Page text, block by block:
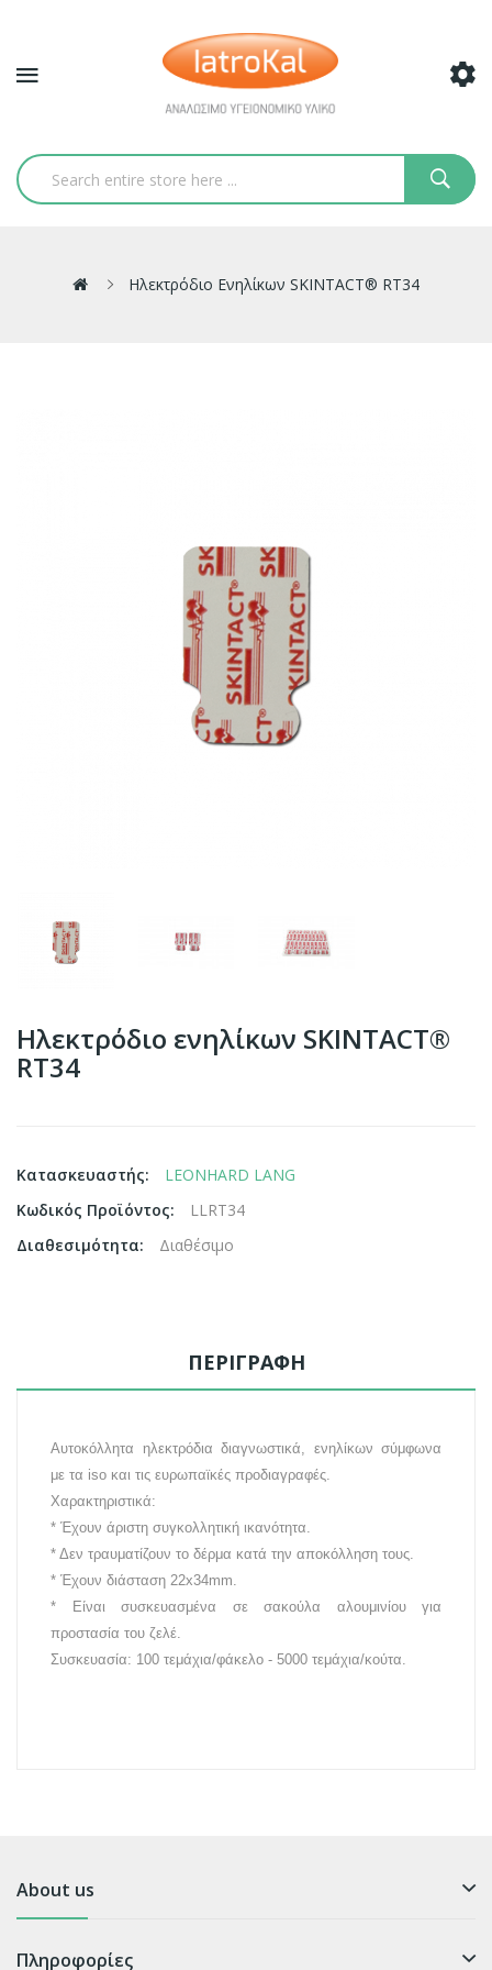
Ηλεκτρόδιο Ενηλίκων SKINTACT® RT34
Ηλεκτρόδιο ενηλίκων SKINTACT®
RT34
Κατασκευαστής:
LEONHARD LANG
Κωδικός Προϊόντος:
LLRT34
Διαθεσιμότητα:
Διαθέσιμο
ΠΕΡΙΓΡΑΦΉ
Αυτοκόλλητα ηλεκτρόδια διαγνωστικά, ενηλίκων σύμφωνα
με τα iso και τις ευρωπαϊκές προδιαγραφές.
Χαρακτηριστικά:
* Έχουν άριστη συγκολλητική ικανότητα.
* Δεν τραυματίζουν το δέρμα κατά την αποκόλληση τους.
* Έχουν διάσταση 22x34mm.
* Είναι συσκευασμένα σε σακούλα αλουμινίου για
προστασία του ζελέ.
Συσκευασία: 100 τεμάχια/φάκελο - 5000 τεμάχια/κούτα.
About us
Πληροφορίες